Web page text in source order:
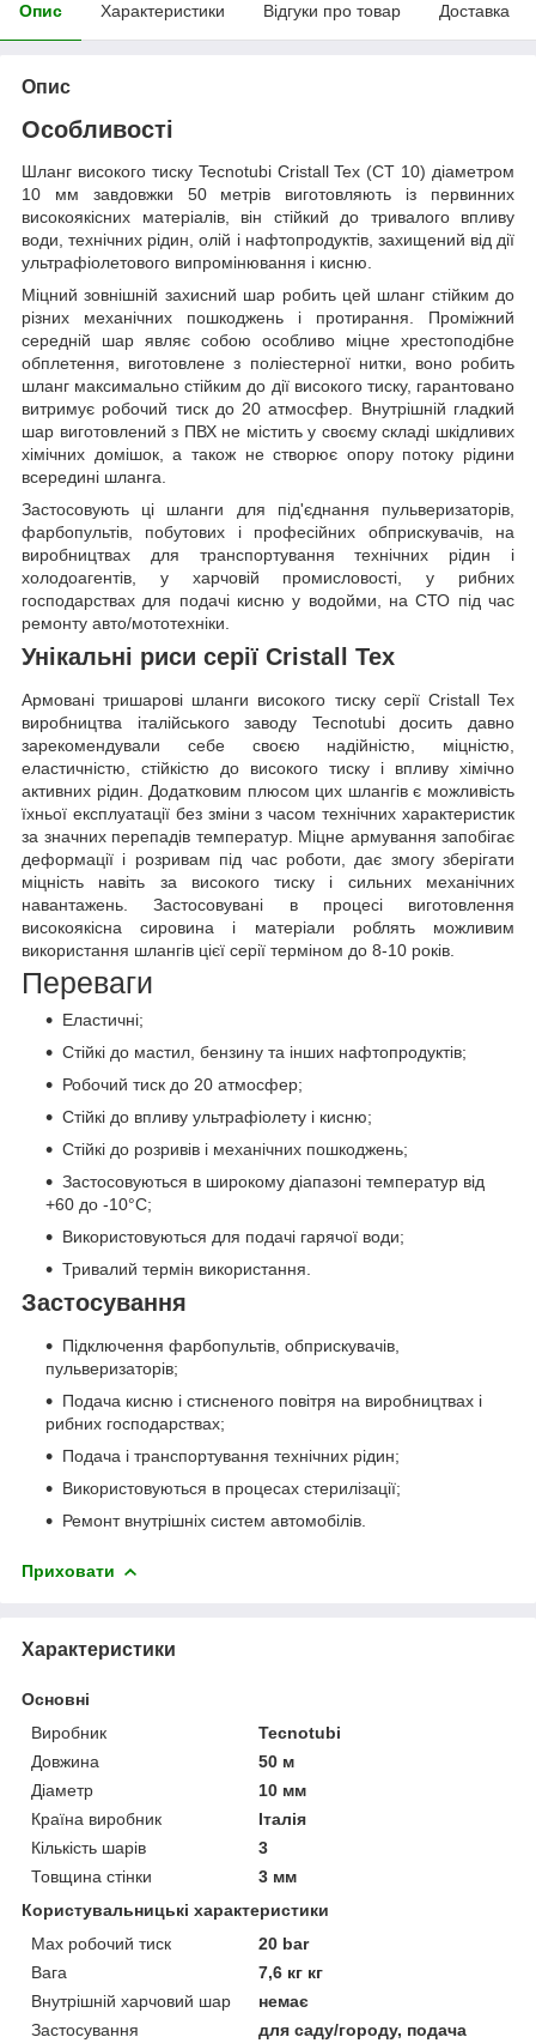
Опис Характеристики Відгуки про товар Доставка
Опис
Особливості
Шланг високого тиску Tecnotubi Cristall Tex (CT 10) діаметром
10 мм завдовжки 50 метрів виготовляють із первинних
високоякісних матеріалів, він стійкий до тривалого впливу
води, технічних рідин, олій і нафтопродуктів, захищений від дії
ультрафіолетового випромінювання і кисню.
Міцний зовнішній захисний шар робить цей шланг стійким до
різних механічних пошкоджень і протирання. Проміжний
середній шар являє собою особливо міцне хрестоподібне
обплетення, виготовлене з поліестерної нитки, воно робить
шланг максимально стійким до дії високого тиску, гарантовано
витримує робочий тиск до 20 атмосфер. Внутрішній гладкий
шар виготовлений з ПВХ не містить у своєму складі шкідливих
хімічних домішок, а також не створює опору потоку рідини
всередині шланга.
Застосовують ці шланги для під'єднання пульверизаторів,
фарбопультів, побутових і професійних обприскувачів, на
виробництвах для транспортування технічних рідин і
холодоагентів, у харчовій промисловості, у рибних
господарствах для подачі кисню у водойми, на СТО під час
ремонту авто/мототехніки.
Унікальні риси серії Cristall Tex
Армовані тришарові шланги високого тиску серії Cristall Tex
виробництва італійського заводу Tecnotubi досить давно
зарекомендували себе своєю надійністю, міцністю,
еластичністю, стійкістю до високого тиску і впливу хімічно
активних рідин. Додатковим плюсом цих шлангів є можливість
їхньої експлуатації без зміни з часом технічних характеристик
за значних перепадів температур. Міцне армування запобігає
деформації і розривам під час роботи, дає змогу зберігати
міцність навіть за високого тиску і сильних механічних
навантажень. Застосовувані в процесі виготовлення
високоякісна сировина і матеріали роблять можливим
використання шлангів цієї серії терміном до 8-10 років.
Переваги
Еластичні;
Стійкі до мастил, бензину та інших нафтопродуктів;
Робочий тиск до 20 атмосфер;
Стійкі до впливу ультрафіолету і кисню;
Стійкі до розривів і механічних пошкоджень;
Застосовуються в широкому діапазоні температур від
+60 до -10°C;
Використовуються для подачі гарячої води;
Тривалий термін використання.
Застосування
Підключення фарбопультів, обприскувачів,
пульверизаторів;
Подача кисню і стисненого повітря на виробництвах і
рибних господарствах;
Подача і транспортування технічних рідин;
Використовуються в процесах стерилізації;
Ремонт внутрішніх систем автомобілів.
Приховати
Характеристики
Основні
Виробник
Tecnotubi
Довжина
50 м
Діаметр
10 мм
Країна виробник
Італія
Кількість шарів
3
Товщина стінки
3 мм
Користувальницькі характеристики
Max робочий тиск
20 bar
Вага
7,6 кг кг
Внутрішній харчовий шар
немає
Застосування
для саду/городу, подача